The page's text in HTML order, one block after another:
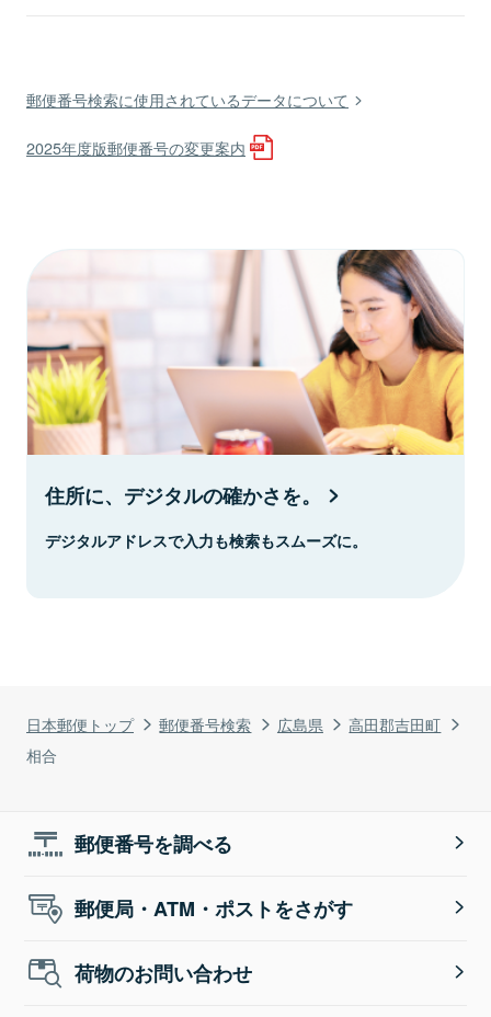
日本郵便トップ 郵便番号検索 広島県
高田郡吉田町
相合
郵便番号検索に使用されているデータについて
2025年度版郵便番号の変更案内
住所に、デジタルの確かさを。
デジタルアドレスで入力も検索もスムーズに。
郵便番号を調べる
郵便局・ATM・ポストをさがす
荷物のお問い合わせ